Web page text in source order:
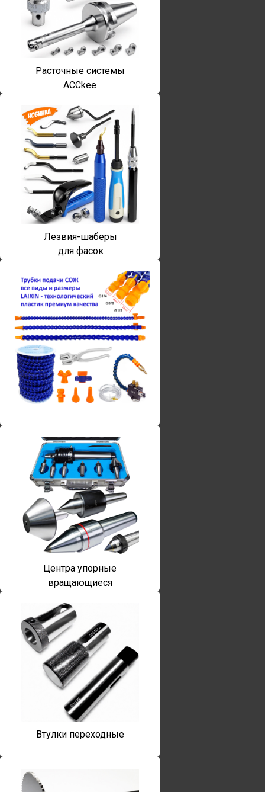
Расточные системы
ACCkee
Лезвия-шаберы
для фасок
Винты torx
Центра упорные
вращающиеся
Втулки переходные